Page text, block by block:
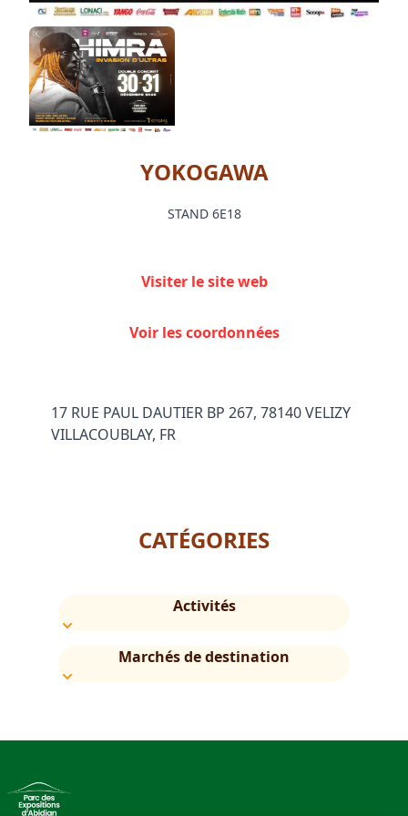
YOKOGAWA
STAND 6E18
Visiter le site web
Voir les coordonnées
17 RUE PAUL DAUTIER BP 267, 78140 VELIZY
VILLACOUBLAY, FR
CATÉGORIES
Activités
Marchés de destination